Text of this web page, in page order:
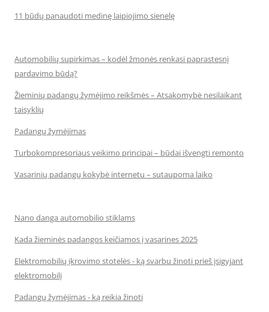
11 būdų panaudoti medinę laipiojimo sienelę
Automobilių supirkimas – kodėl žmonės renkasi paprastesnį
pardavimo būdą?
Žieminių padangų žymėjimo reikšmės – Atsakomybė nesilaikant
taisyklių
Padangų žymėjimas
Turbokompresoriaus veikimo principai – būdai išvengti remonto
Vasarinių padangų kokybė internetu – sutaupoma laiko
Nano danga automobilio stiklams
Kada žieminės padangos keičiamos į vasarines 2025
Elektromobilių įkrovimo stotelės - ką svarbu žinoti prieš įsigyjant
elektromobilį
Padangų žymėjimas - ką reikia žinoti